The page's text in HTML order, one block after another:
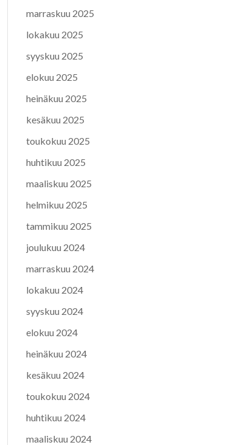
marraskuu 2025
lokakuu 2025
syyskuu 2025
elokuu 2025
heinäkuu 2025
kesäkuu 2025
toukokuu 2025
huhtikuu 2025
maaliskuu 2025
helmikuu 2025
tammikuu 2025
joulukuu 2024
marraskuu 2024
lokakuu 2024
syyskuu 2024
elokuu 2024
heinäkuu 2024
kesäkuu 2024
toukokuu 2024
huhtikuu 2024
maaliskuu 2024